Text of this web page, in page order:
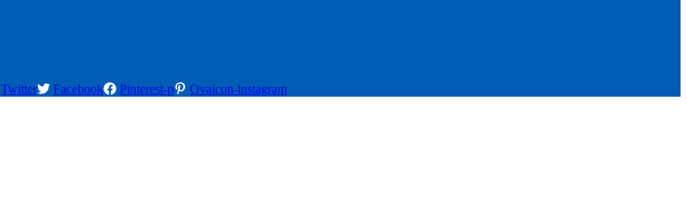
Twitter Facebook Pinterest-p Ovaicon-instagram